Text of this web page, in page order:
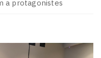
a protagonistes